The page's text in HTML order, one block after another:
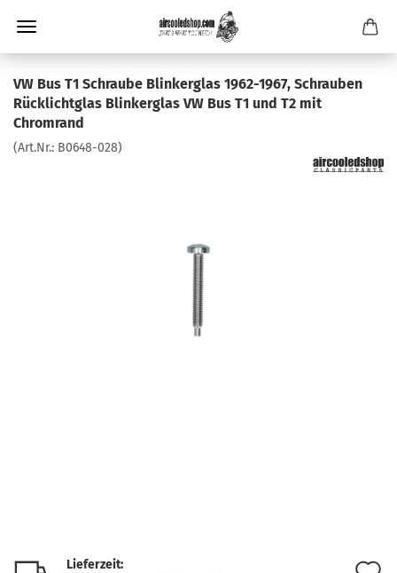
VW Bus T1 Schraube Blinkerglas 1962-1967, Schrauben
Rücklichtglas Blinkerglas VW Bus T1 und T2 mit
Chromrand
(Art.Nr.: B0648-028)
Lieferzeit: